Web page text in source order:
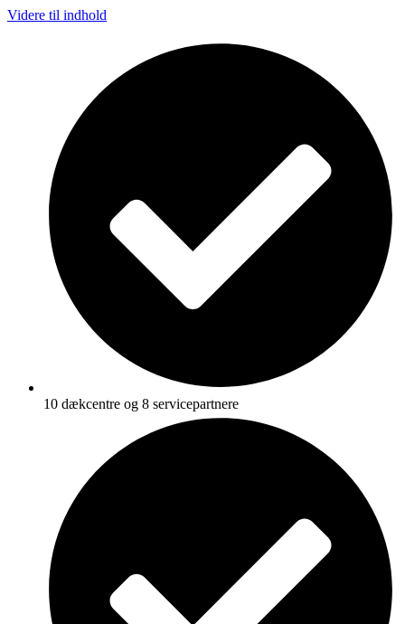
Videre til indhold
10 dækcentre og 8 servicepartnere